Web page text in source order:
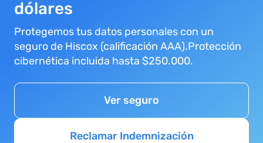
dólares
Protegemos tus datos personales con un
seguro de Hiscox (calificación AAA).Protección
cibernética incluida hasta $250.000.
Ver seguro
Reclamar Indemnización